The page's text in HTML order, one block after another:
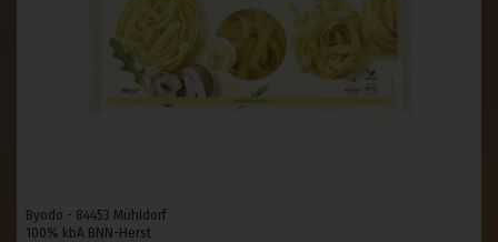
Byodo - 84453 Mühldorf
100% kbA BNN-Herst